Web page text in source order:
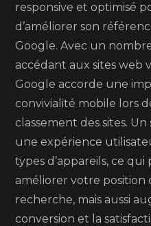
responsive et optimisé
d’améliorer son
Google. Avec un
accédant aux sites web
Google accorde une
convivialité mobile lors
classement des sites.
une expérience
types d’appareils, ce
améliorer votre position
recherche, mais aussi
conversion et la